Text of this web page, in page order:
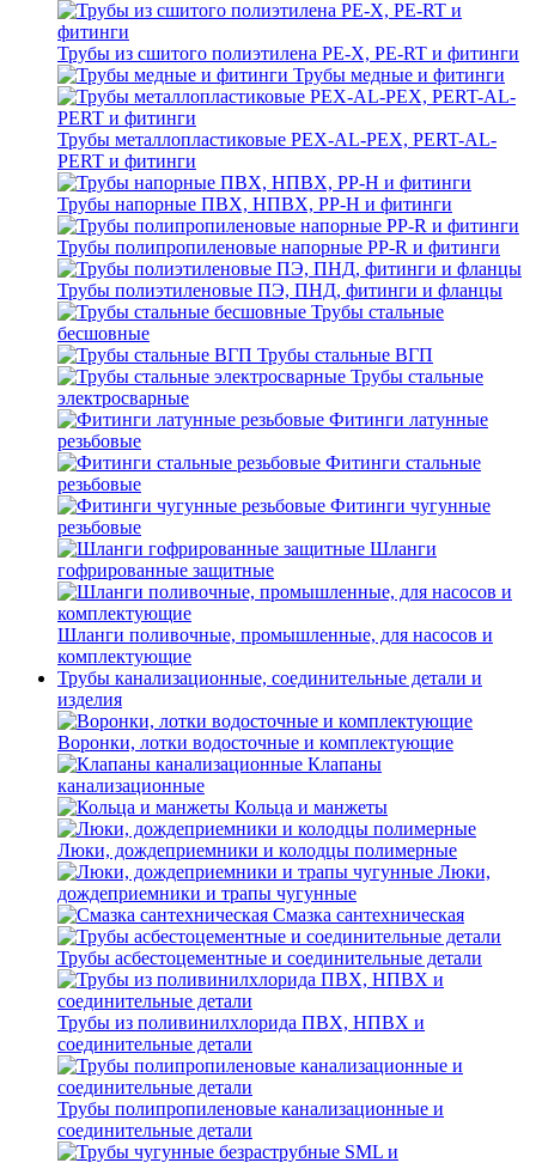
Трубы из сшитого полиэтилена PE-X, PE-RT и фитинги
Трубы медные и фитинги
Трубы металлопластиковые PEX-AL-PEX, PERT-AL-
PERT и фитинги
Трубы напорные ПВХ, НПВХ, PP-H и фитинги
Трубы полипропиленовые напорные PP-R и фитинги
Трубы полиэтиленовые ПЭ, ПНД, фитинги и фланцы
Трубы стальные
бесшовные
Трубы стальные ВГП
Трубы стальные
электросварные
Фитинги латунные
резьбовые
Фитинги стальные
резьбовые
Фитинги чугунные
резьбовые
Шланги
гофрированные защитные
Шланги поливочные, промышленные, для насосов и
комплектующие
Трубы канализационные, соединительные детали и
изделия
Воронки, лотки водосточные и комплектующие
Клапаны
канализационные
Кольца и манжеты
Люки, дождеприемники и колодцы полимерные
Люки,
дождеприемники и трапы чугунные
Смазка сантехническая
Трубы асбестоцементные и соединительные детали
Трубы из поливинилхлорида ПВХ, НПВХ и
соединительные детали
Трубы полипропиленовые канализационные и
соединительные детали